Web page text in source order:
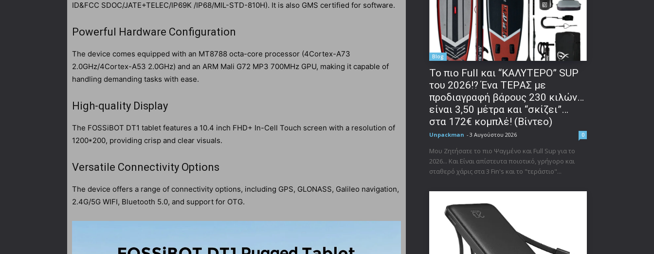
ID&FCC SDOC/JATE+TELEC/IP69K /IP68/MIL-STD-810H). It is also GMS certified for software.
Powerful Hardware Configuration
The device comes equipped with an MT8788 octa-core processor (4Cortex-A73
2.0GHz/4Cortex-A53 2.0GHz) and an ARM Mali G72 MP3 700MHz GPU, making it capable of
handling demanding tasks with ease.
High-quality Display
The FOSSiBOT DT1 tablet features a 10.4 inch FHD+ In-Cell Touch screen with a resolution of
1200*200, providing crisp and clear visuals.
Versatile Connectivity Options
The device offers a range of connectivity options, including GPS, GLONASS, Galileo navigation,
2.4G/5G WIFI, Bluetooth 5.0, and support for OTG.
Blog
To πιο Full και “ΚΑΛΥΤΕΡΟ” SUP
του 2026!? Ένα ΤΕΡΑΣ με
προδιαγραφή βάρους 230 κιλών…
είναι 3,50 μέτρα και “σκίζει”…
στα 172€ κομπλέ! (Βίντεο)
Unpackman - 3 Αυγούστου 2026 0
Μου Ζητήσατε το πιο Ψαγμένο και Full Sup για το
2026... Και Είναι απίστευτα ποιοτικό, γρήγορο και
σταθερό χάρις στα 3 Fin's και το "τεράστιο"...